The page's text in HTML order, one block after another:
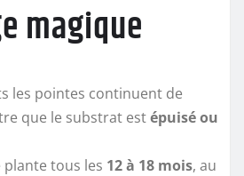
magique
les pointes continuent de
que le substrat estépuisé ou
tous les 12 à 18 mois, au